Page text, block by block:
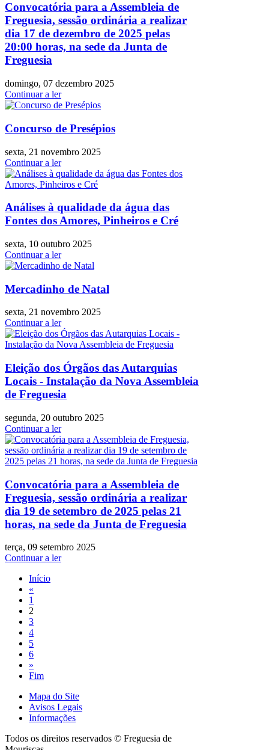
Convocatória para a Assembleia de
Freguesia, sessão ordinária a realizar
dia 17 de dezembro de 2025 pelas
20:00 horas, na sede da Junta de
Freguesia
domingo, 07 dezembro 2025
Continuar a ler
Concurso de Presépios
sexta, 21 novembro 2025
Continuar a ler
Análises à qualidade da água das
Fontes dos Amores, Pinheiros e Cré
sexta, 10 outubro 2025
Continuar a ler
Mercadinho de Natal
sexta, 21 novembro 2025
Continuar a ler
Eleição dos Órgãos das Autarquias
Locais - Instalação da Nova Assembleia
de Freguesia
segunda, 20 outubro 2025
Continuar a ler
Convocatória para a Assembleia de
Freguesia, sessão ordinária a realizar
dia 19 de setembro de 2025 pelas 21
horas, na sede da Junta de Freguesia
terça, 09 setembro 2025
Continuar a ler
Início
«
1
2
3
4
5
6
»
Fim
Mapa do Site
Avisos Legais
Informações
Todos os direitos reservados © Freguesia de